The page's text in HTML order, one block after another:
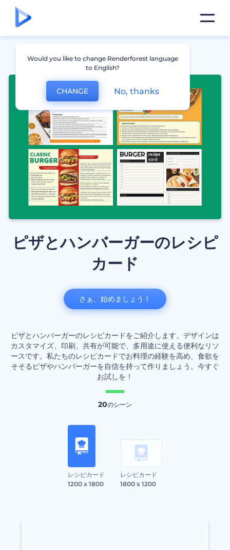
ピザとハンバーガーのレシピ
カード
ピザとハンバーガーのレシピカードをご紹介します。デザインは
カスタマイズ、印刷、共有が可能で、多用途に使える便利なリソ
ースです。私たちのレシピカードでお料理の経験を高め、食欲を
そそるピザやハンバーガーを自信を持って作りましょう。今すぐ
お試しを！
20のシーン
レシピカード
1200 x 1800
レシピカード
1800 x 1200
さぁ、始めましょう！
Would you like to change Renderforest language
to English?
CHANGE No, thanks